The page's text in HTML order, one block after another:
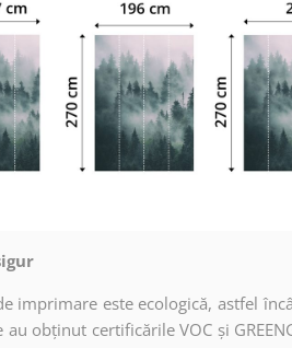
imprimare este ecologică, astfel
obținut certificările VOC și